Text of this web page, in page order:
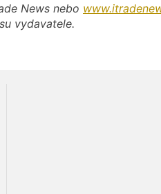
News nebo
vydavatele.